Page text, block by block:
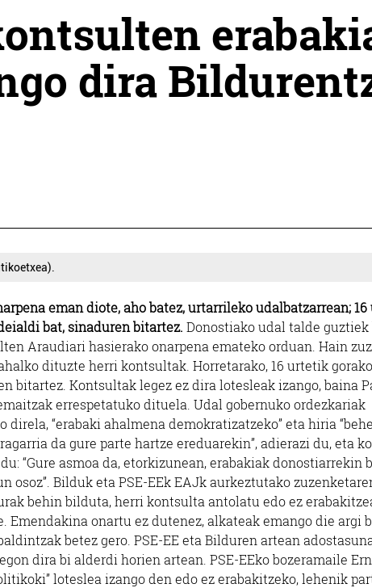
dira
eman diote, aho batez, urtarrileko udalbatzarrean;
bat, sinaduren bitartez. Donostiako udal talde guztiek
Araudiari hasierako onarpena emateko orduan. Hain
dituzte herri kontsultak. Horretarako, 16 urtetik
bitartez. Kontsultak legez ez dira lotesleak izango, baina
errespetatuko dituela. Udal gobernuko ordezkariak
“erabaki ahalmena demokratizatzeko” eta hiria
da gure parte hartze ereduarekin”, adierazi du, eta
“Gure asmoa da, etorkizunean, erabakiak donostiarrekin
osoz”. Bilduk eta PSE-EEk EAJk aurkeztutako
behin bilduta, herri kontsulta antolatu edo ez
Emendakina onartu ez dutenez, alkateak emango die argi
betez gero. PSE-EE eta Bilduren artean
dira bi alderdi horien artean. PSE-EEko bozeramaile
loteslea izango den edo ez erabakitzeko, lehenik